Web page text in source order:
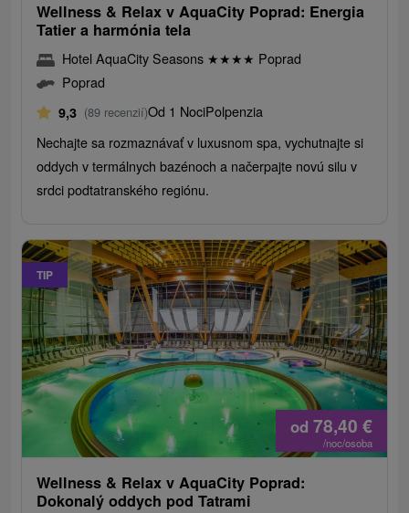
Wellness & Relax v AquaCity Poprad: Energia
Tatier a harmónia tela
Hotel AquaCity Seasons ★★★★ Poprad
Poprad
9,3 (89 recenzií)Od 1 NociPolpenzia
Nechajte sa rozmaznávať v luxusnom spa, vychutnajte si
oddych v termálnych bazénoch a načerpajte novú silu v
srdci podtatranského regiónu.
TIP
od 78,40 €
/noc/osoba
Wellness & Relax v AquaCity Poprad:
Dokonalý oddych pod Tatrami